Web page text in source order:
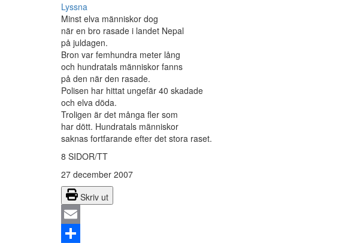
Lyssna
Minst elva människor dog
när en bro rasade i landet Nepal
på juldagen.
Bron var femhundra meter lång
och hundratals människor fanns
på den när den rasade.
Polisen har hittat ungefär 40 skadade
och elva döda.
Troligen är det många fler som
har dött. Hundratals människor
saknas fortfarande efter det stora raset.
8 SIDOR/TT
27 december 2007
Skriv ut
Email